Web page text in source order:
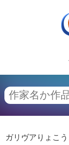
ガリヴアりょこう